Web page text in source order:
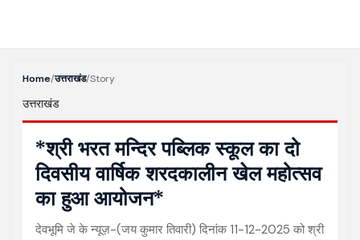
Home/उत्तराखंड/Story
उत्तराखंड
*श्री भरत मन्दिर पब्लिक स्कूल का दो
दिवसीय वार्षिक शरदकालीन खेल महोत्सव
का हुआ आयोजन*
देवभूमि जे के न्यूज़-(जय कुमार तिवारी) दिनांक 11-12-2025 को श्री